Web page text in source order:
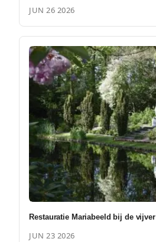
JUN 26 2026
Restauratie Mariabeeld bij de vijver
JUN 23 2026